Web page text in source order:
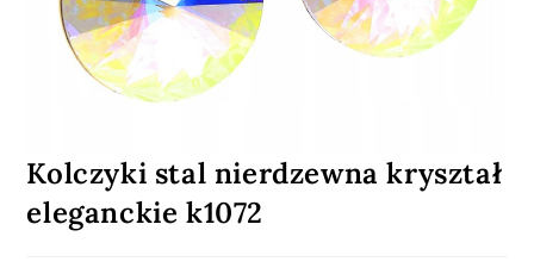
Kolczyki stal nierdzewna kryształ
eleganckie k1072